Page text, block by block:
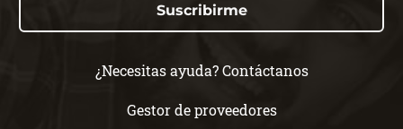
Suscribirme
¿Necesitas ayuda? Contáctanos
Gestor de proveedores